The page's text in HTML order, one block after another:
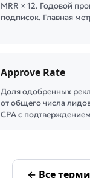
MRR × 12. Годовой
подписок. Главная
Approve Rate
Доля одобренных
от общего числа
CPA с
← Все